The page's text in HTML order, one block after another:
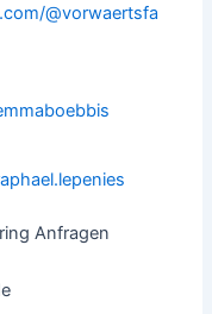
@vorwaertsfa
Anfragen